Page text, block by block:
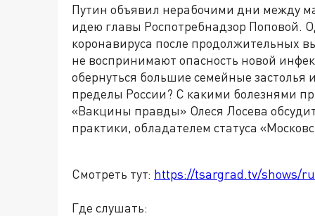
Путин объявил нерабочими дни между
идею главы Роспотребнадзор Поповой.
коронавируса после продолжительных
не воспринимают опасность новой
обернуться большие семейные
пределы России? С какими болезнями
«Вакцины правды» Олеся Лосева
практики, обладателем статуса
Смотреть тут: https://tsargrad.tv/shows/
Где слушать: